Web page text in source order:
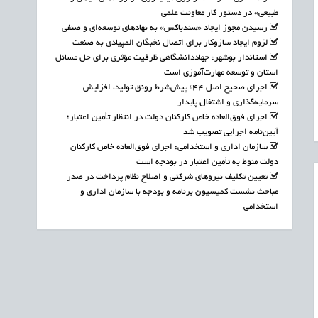
طبیعی» در دستور کار معاونت علمی
رسیدن مجوز ایجاد «سندباکس» به نهادهای توسعه‌ای و صنفی
لزوم ایجاد سازوکار برای اتصال نخبگان المپیادی به صنعت
استاندار بوشهر: جهاددانشگاهی ظرفیت مؤثری برای حل مسائل
استان و توسعه مهارت‌آموزی است
اجرای صحیح اصل ۴۴؛ پیش‌شرط رونق تولید، افزایش
سرمایه‌گذاری و اشتغال پایدار
اجرای فوق‌العاده خاص کارکنان دولت در انتظار تأمین اعتبار؛
آیین‌نامه اجرایی تصویب شد
سازمان اداری و استخدامی: اجرای فوق‌العاده خاص کارکنان
دولت منوط به تأمین اعتبار در بودجه است
تعیین تکلیف نیروهای شرکتی و اصلاح نظام پرداخت در صدر
مباحث نشست کمیسیون برنامه و بودجه با سازمان اداری و
استخدامی